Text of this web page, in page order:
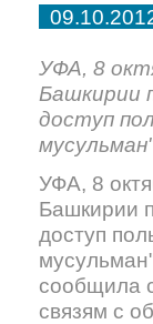
УФА, 8
Башкирии
доступ
УФА, 8
Башкирии
доступ
сообщила
связям с